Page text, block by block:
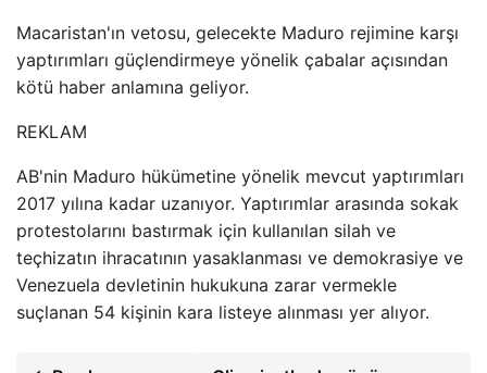
Macaristan'ın vetosu, gelecekte Maduro rejimine karşı
yaptırımları güçlendirmeye yönelik çabalar açısından
kötü haber anlamına geliyor.
REKLAM
AB'nin Maduro hükümetine yönelik mevcut yaptırımları
2017 yılına kadar uzanıyor. Yaptırımlar arasında sokak
protestolarını bastırmak için kullanılan silah ve
teçhizatın ihracatının yasaklanması ve demokrasiye ve
Venezuela devletinin hukukuna zarar vermekle
suçlanan 54 kişinin kara listeye alınması yer alıyor.